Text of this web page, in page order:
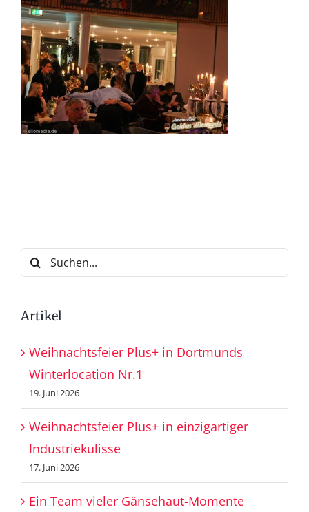
Suche
nach:
Artikel
Weihnachtsfeier Plus+ in Dortmunds
Winterlocation Nr.1
19. Juni 2026
Weihnachtsfeier Plus+ in einzigartiger
Industriekulisse
17. Juni 2026
Ein Team vieler Gänsehaut-Momente